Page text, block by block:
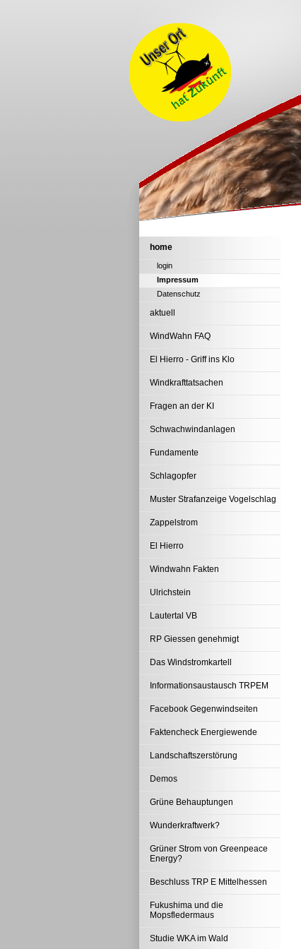
home
login
Impressum
Datenschutz
aktuell
WindWahn FAQ
El Hierro - Griff ins Klo
Windkrafttatsachen
Fragen an der KI
Schwachwindanlagen
Fundamente
Schlagopfer
Muster Strafanzeige Vogelschlag
Zappelstrom
El Hierro
Windwahn Fakten
Ulrichstein
Lautertal VB
RP Giessen genehmigt
Das Windstromkartell
Informationsaustausch TRPEM
Facebook Gegenwindseiten
Faktencheck Energiewende
Landschaftszerstörung
Demos
Grüne Behauptungen
Wunderkraftwerk?
Grüner Strom von Greenpeace
Energy?
Beschluss TRP E Mittelhessen
Fukushima und die
Mopsfledermaus
Studie WKA im Wald